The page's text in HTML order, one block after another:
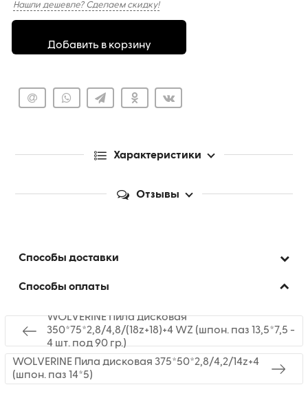
Нашли дешевле? Сделаем скидку!
Добавить в корзину
Характеристики
Отзывы
Способы доставки
Способы оплаты
WOLVERINE Пила дисковая
350*75*2,8/4,8/(18z+18)+4 WZ (шпон. паз 13,5*7,5 -
4 шт. под 90 гр.)
WOLVERINE Пила дисковая 375*50*2,8/4,2/14z+4
(шпон. паз 14*5)